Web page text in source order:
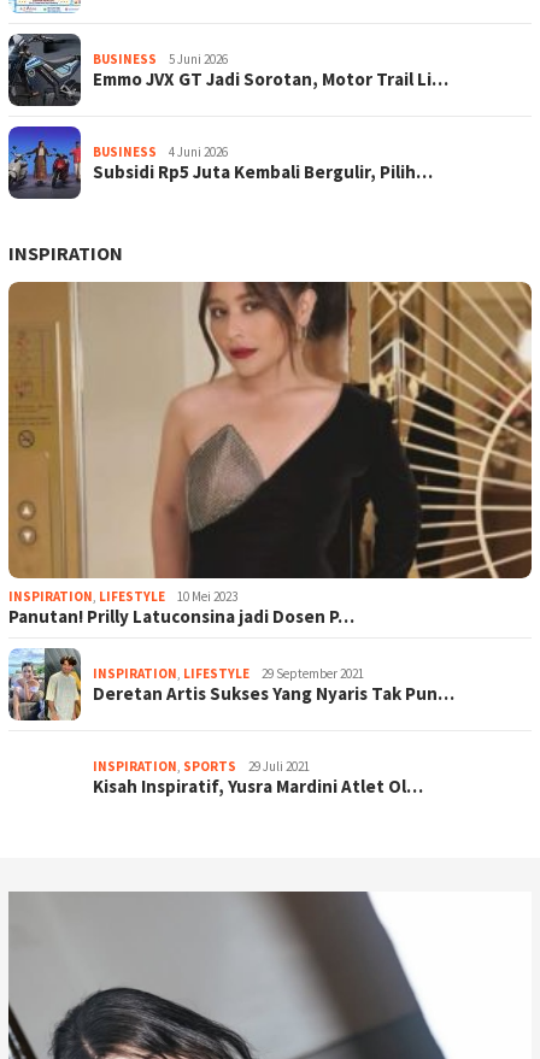
BUSINESS 5 Juni 2026
Emmo JVX GT Jadi Sorotan, Motor Trail Li…
BUSINESS 4 Juni 2026
Subsidi Rp5 Juta Kembali Bergulir, Pilih…
INSPIRATION
INSPIRATION, LIFESTYLE 10 Mei 2023
Panutan! Prilly Latuconsina jadi Dosen P…
INSPIRATION, LIFESTYLE 29 September 2021
Deretan Artis Sukses Yang Nyaris Tak Pun…
INSPIRATION, SPORTS 29 Juli 2021
Kisah Inspiratif, Yusra Mardini Atlet Ol…